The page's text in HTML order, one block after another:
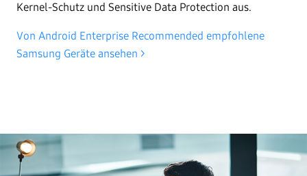
Kernel-Schutz und Sensitive Data Protection aus.
Von Android Enterprise Recommended empfohlene
Samsung Geräte ansehen >